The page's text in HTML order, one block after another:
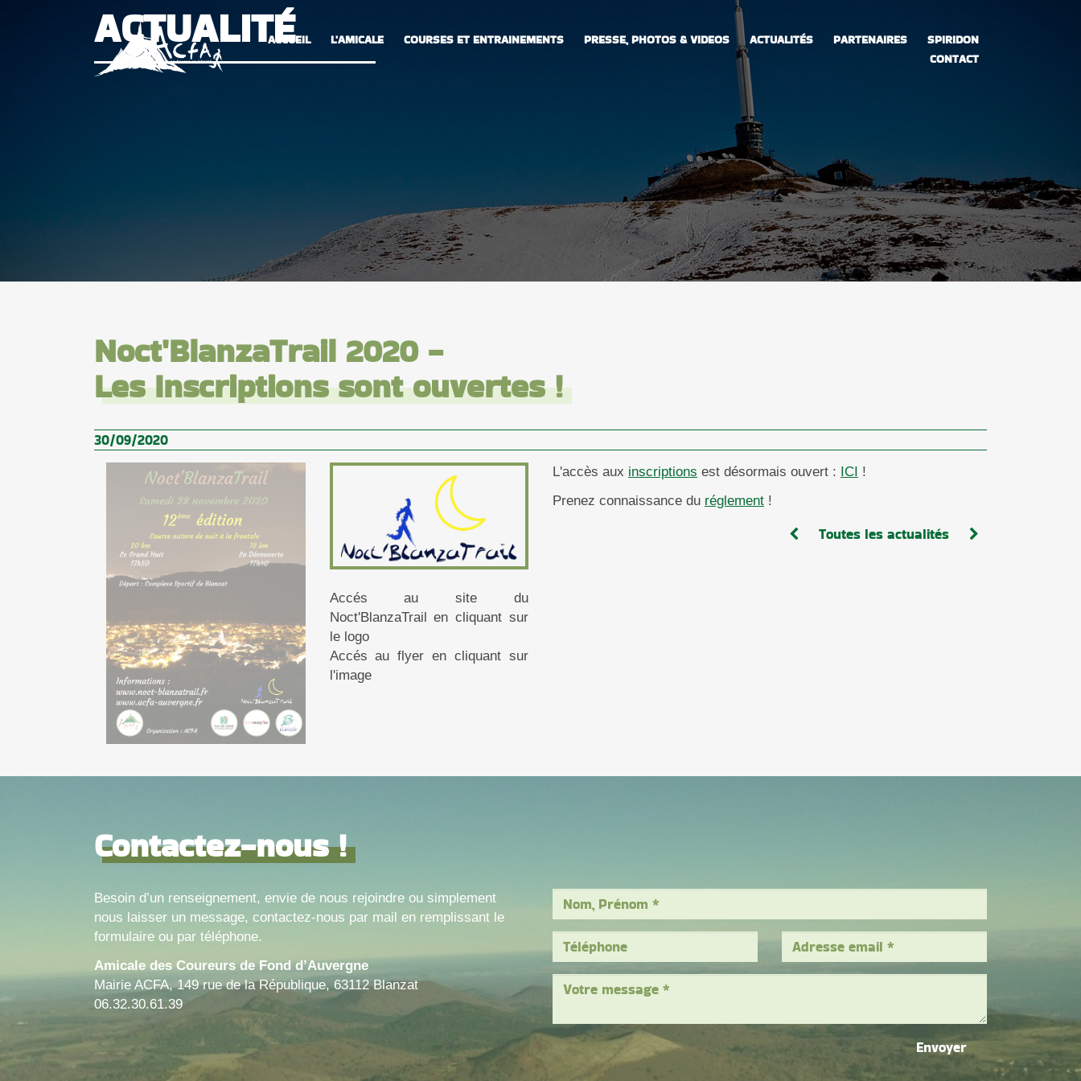
ACCUEIL L'AMICALE COURSES ET ENTRAINEMENTS PRESSE, PHOTOS & VIDEOS ACTUALITÉS PARTENAIRES
SPIRIDON
CONTACT
ACTUALITÉ
Noct'BlanzaTrail 2020 -
Les Inscriptions sont ouvertes !
30/09/2020
Accés au site du
Noct'BlanzaTrail en cliquant sur
le logo
Accés au flyer en cliquant sur
l'image
L'accès aux inscriptions est désormais ouvert : ICI !
Prenez connaissance du réglement !
Toutes les actualités
Contactez-nous !
Besoin d’un renseignement, envie de nous rejoindre ou simplement
nous laisser un message, contactez-nous par mail en remplissant le
formulaire ou par téléphone.
Amicale des Coureurs de Fond d’Auvergne
Mairie ACFA, 149 rue de la République, 63112 Blanzat
06.32.30.61.39
Envoyer